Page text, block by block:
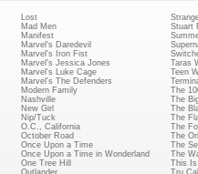
Lost
Mad Men
Manifest
Marvel's Daredevil
Marvel's Iron Fist
Marvel's Jessica Jones
Marvel's Luke Cage
Marvel's The Defenders
Modern Family
Nashville
New Girl
Nip/Tuck
O.C., California
October Road
Once Upon a Time
Once Upon a Time in Wonderland
One Tree Hill
Outlander
Stuart
Taras
Teen
The
The
The
The
The
The
The
The
This Is
Tru